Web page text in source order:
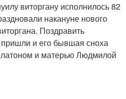
виторгану исполнилось 82
накануне нового
Поздравить
и его бывшая сноха
и матерью Людмилой